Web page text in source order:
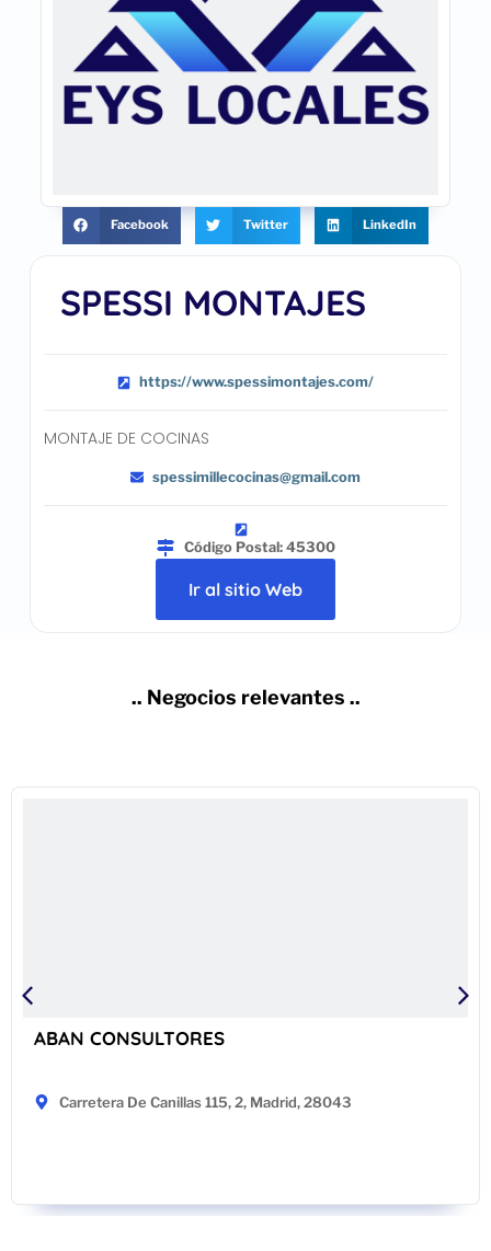
SPESSI MONTAJES
https://www.spessimontajes.com/
MONTAJE DE COCINAS
spessimillecocinas@gmail.com
Código Postal: 45300
Ir al sitio Web
Facebook Twitter LinkedIn
.. Negocios relevantes ..
ABAN CONSULTORES
Carretera De Canillas 115, 2, Madrid, 28043